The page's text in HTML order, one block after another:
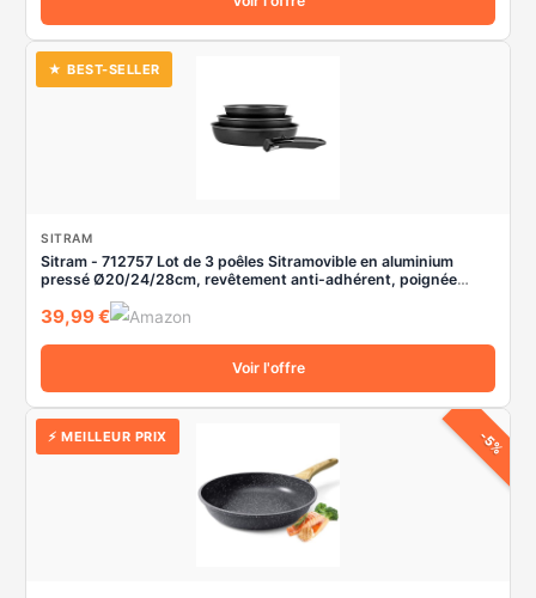
★ BEST-SELLER
SITRAM
Sitram - 712757 Lot de 3 poêles Sitramovible en aluminium
pressé Ø20/24/28cm, revêtement anti-adhérent, poignée
39,99 €
Voir l'offre
-5%
⚡ MEILLEUR PRIX